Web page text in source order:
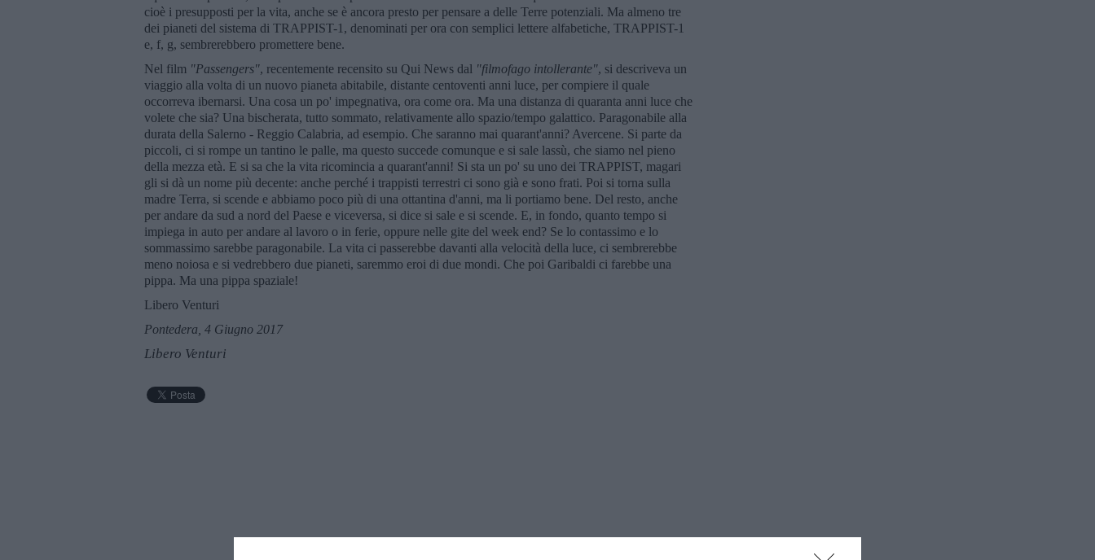
cioè i presupposti per la vita, anche se è ancora presto per pensare a delle Terre potenziali. Ma almeno tre
dei pianeti del sistema di TRAPPIST-1, denominati per ora con semplici lettere alfabetiche, TRAPPIST-1
e, f, g, sembrerebbero promettere bene.
Nel film "Passengers", recentemente recensito su Qui News dal "filmofago intollerante", si descriveva un
viaggio alla volta di un nuovo pianeta abitabile, distante centoventi anni luce, per compiere il quale
occorreva ibernarsi. Una cosa un po' impegnativa, ora come ora. Ma una distanza di quaranta anni luce che
volete che sia? Una bischerata, tutto sommato, relativamente allo spazio/tempo galattico. Paragonabile alla
durata della Salerno - Reggio Calabria, ad esempio. Che saranno mai quarant'anni? Avercene. Si parte da
piccoli, ci si rompe un tantino le palle, ma questo succede comunque e si sale lassù, che siamo nel pieno
della mezza età. E si sa che la vita ricomincia a quarant'anni! Si sta un po' su uno dei TRAPPIST, magari
gli si dà un nome più decente: anche perché i trappisti terrestri ci sono già e sono frati. Poi si torna sulla
madre Terra, si scende e abbiamo poco più di una ottantina d'anni, ma li portiamo bene. Del resto, anche
per andare da sud a nord del Paese e viceversa, si dice si sale e si scende. E, in fondo, quanto tempo si
impiega in auto per andare al lavoro o in ferie, oppure nelle gite del week end? Se lo contassimo e lo
sommassimo sarebbe paragonabile. La vita ci passerebbe davanti alla velocità della luce, ci sembrerebbe
meno noiosa e si vedrebbero due pianeti, saremmo eroi di due mondi. Che poi Garibaldi ci farebbe una
pippa. Ma una pippa spaziale!
Libero Venturi
Pontedera, 4 Giugno 2017
Libero Venturi